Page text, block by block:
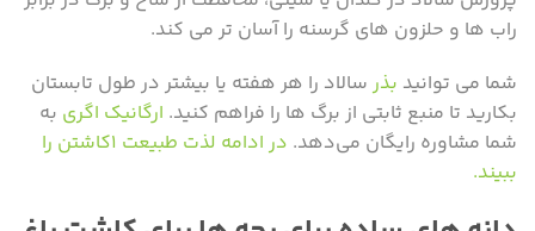
راب ها و حلزون های گرسنه را آسان تر می کند.
شما می توانید بذر سالاد را هر هفته یا بیشتر در طول تابستان
بکارید تا منبع ثابتی از برگ ها را فراهم کنید. ارگانیک اگری به
شما مشاوره رایگان می‌دهد.
در ادامه لذت طبیعت ۱کاشتن را
ببیند.